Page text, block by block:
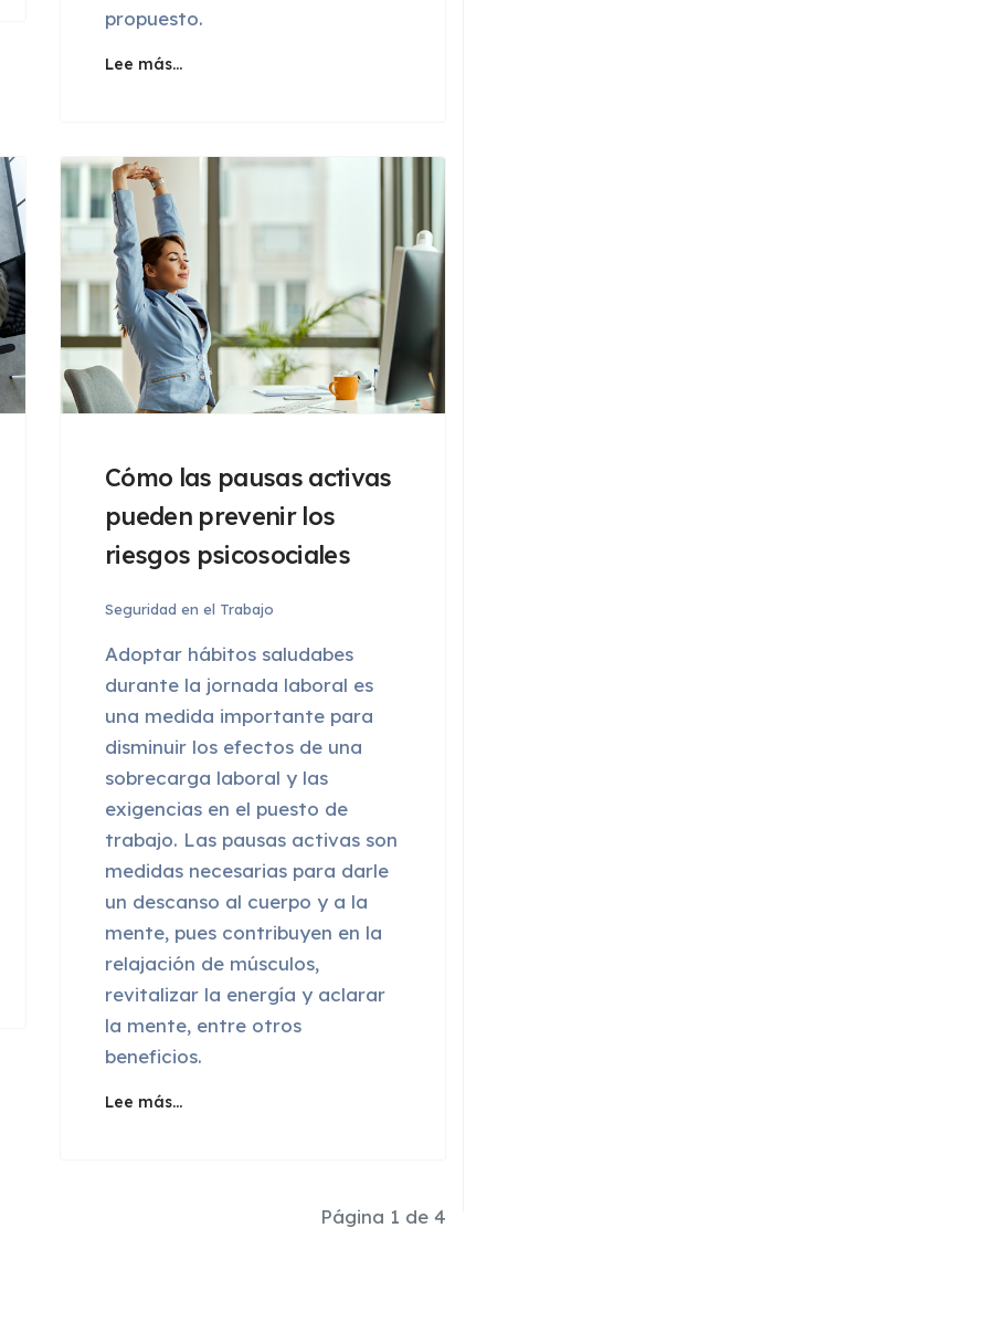
propuesto.
Lee más…
Cómo las pausas activas
pueden prevenir los
riesgos psicosociales
Seguridad en el Trabajo
Adoptar hábitos saludabes
durante la jornada laboral es
una medida importante para
disminuir los efectos de una
sobrecarga laboral y las
exigencias en el puesto de
trabajo. Las pausas activas son
medidas necesarias para darle
un descanso al cuerpo y a la
mente, pues contribuyen en la
relajación de músculos,
revitalizar la energía y aclarar
la mente, entre otros
beneficios.
Lee más…
Página 1 de 4